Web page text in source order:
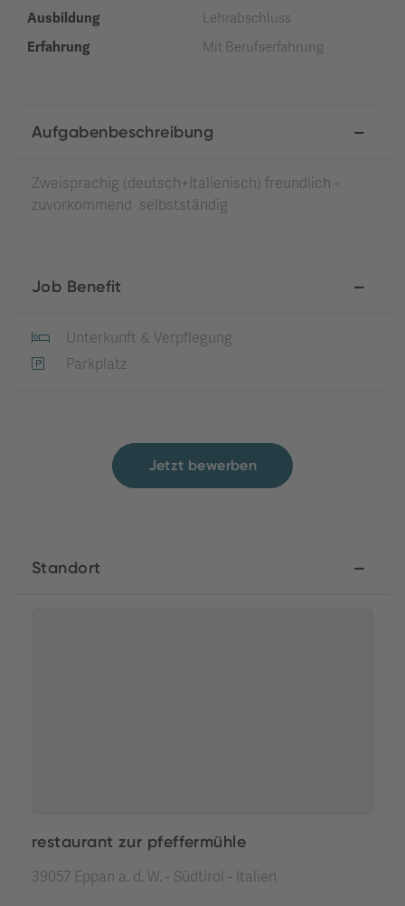
Ausbildung
Lehrabschluss
Erfahrung
Mit Berufserfahrung
Aufgabenbeschreibung
Zweisprachig (deutsch+Italienisch) freundlich -
zuvorkommend selbstständig
Job Benefit
Unterkunft & Verpflegung
Parkplatz
Jetzt bewerben
Standort
restaurant zur pfeffermühle
39057 Eppan a. d. W. - Südtirol - Italien